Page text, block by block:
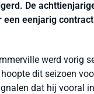
De
een eenjarig
werd vorig
dit seizoen
dat hij vooral